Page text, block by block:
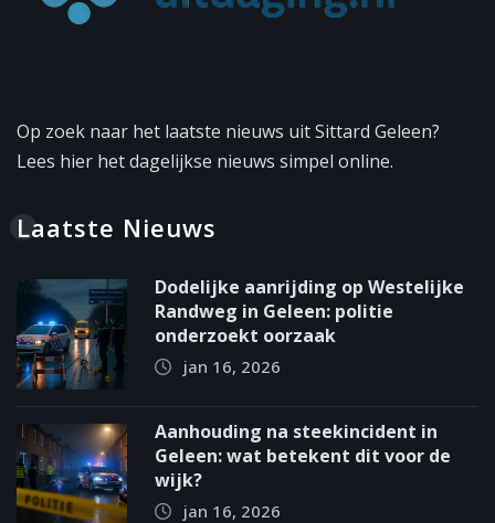
Op zoek naar het laatste nieuws uit Sittard Geleen?
Lees hier het dagelijkse nieuws simpel online.
Laatste Nieuws
Dodelijke aanrijding op Westelijke
Randweg in Geleen: politie
onderzoekt oorzaak
jan 16, 2026
Aanhouding na steekincident in
Geleen: wat betekent dit voor de
wijk?
jan 16, 2026